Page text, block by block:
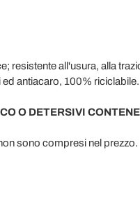
resistente all'usura, alla
antiacaro, 100%
O DETERSIVI
sono compresi nel prezzo.